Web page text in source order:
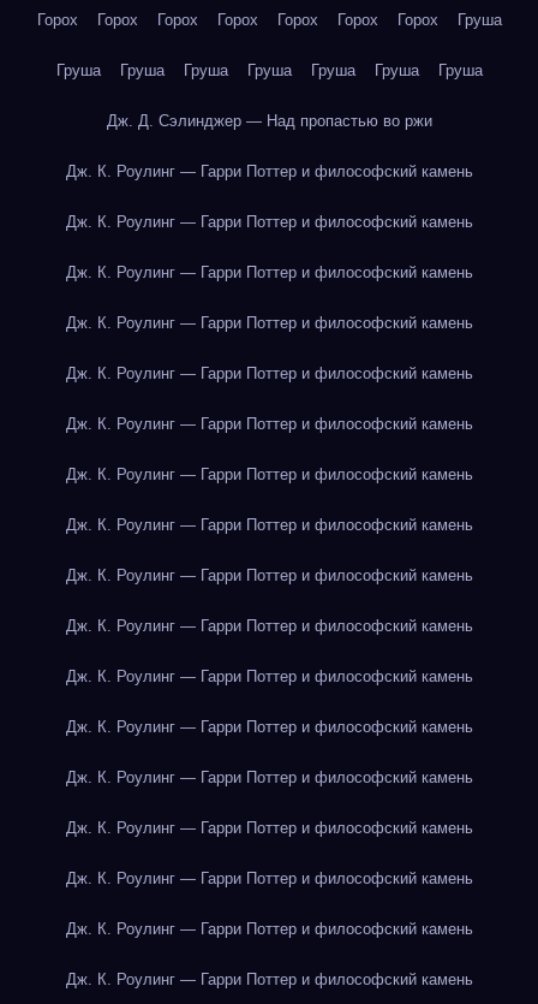
Горох Горох Горох Горох Горох Горох Горох Груша
Груша Груша Груша Груша Груша Груша Груша
Дж. Д. Сэлинджер — Над пропастью во ржи
Дж. К. Роулинг — Гарри Поттер и философский камень
Дж. К. Роулинг — Гарри Поттер и философский камень
Дж. К. Роулинг — Гарри Поттер и философский камень
Дж. К. Роулинг — Гарри Поттер и философский камень
Дж. К. Роулинг — Гарри Поттер и философский камень
Дж. К. Роулинг — Гарри Поттер и философский камень
Дж. К. Роулинг — Гарри Поттер и философский камень
Дж. К. Роулинг — Гарри Поттер и философский камень
Дж. К. Роулинг — Гарри Поттер и философский камень
Дж. К. Роулинг — Гарри Поттер и философский камень
Дж. К. Роулинг — Гарри Поттер и философский камень
Дж. К. Роулинг — Гарри Поттер и философский камень
Дж. К. Роулинг — Гарри Поттер и философский камень
Дж. К. Роулинг — Гарри Поттер и философский камень
Дж. К. Роулинг — Гарри Поттер и философский камень
Дж. К. Роулинг — Гарри Поттер и философский камень
Дж. К. Роулинг — Гарри Поттер и философский камень